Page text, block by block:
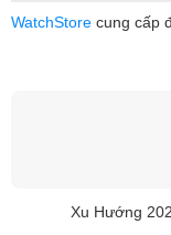
WatchStore cung cấp
Xu Hướng